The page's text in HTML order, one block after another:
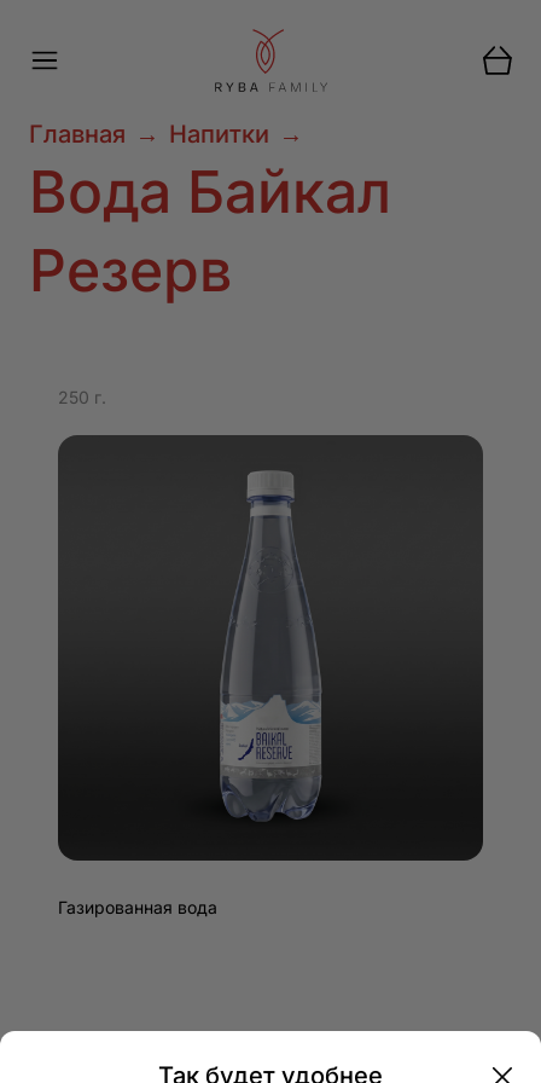
Главная → Напитки →
Вода Байкал
Резерв
250 г.
Газированная вода
Так будет удобнее